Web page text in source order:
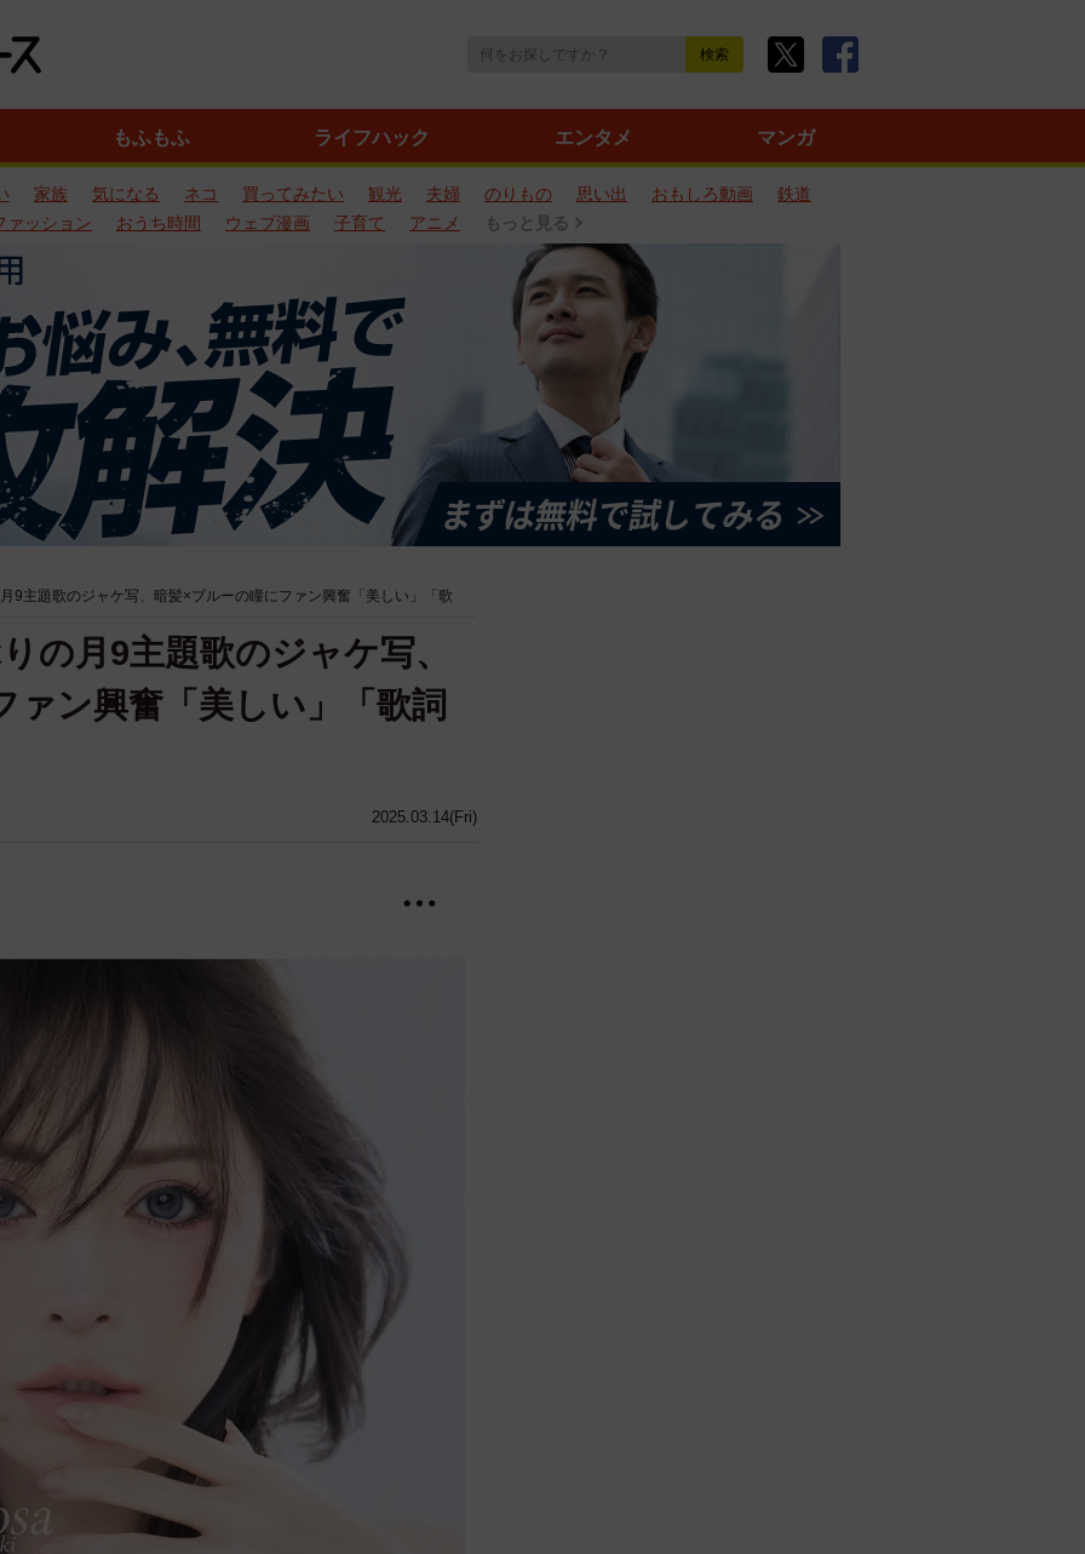
もふもふ ライフハック エンタメ マンガ
家族 気になる ネコ 買ってみたい 観光 夫婦 のりもの 思い出 おもしろ動画
鉄道
ァッション
おうち時間 ウェブ漫画 子育て アニメ もっと見る
9主題歌のジャケ写、暗髪×ブルーの瞳にファン興奮「美しい」「歌
2025.03.14(Fri)
の月9主題歌のジャケ写、
ァン興奮「美しい」「歌詞